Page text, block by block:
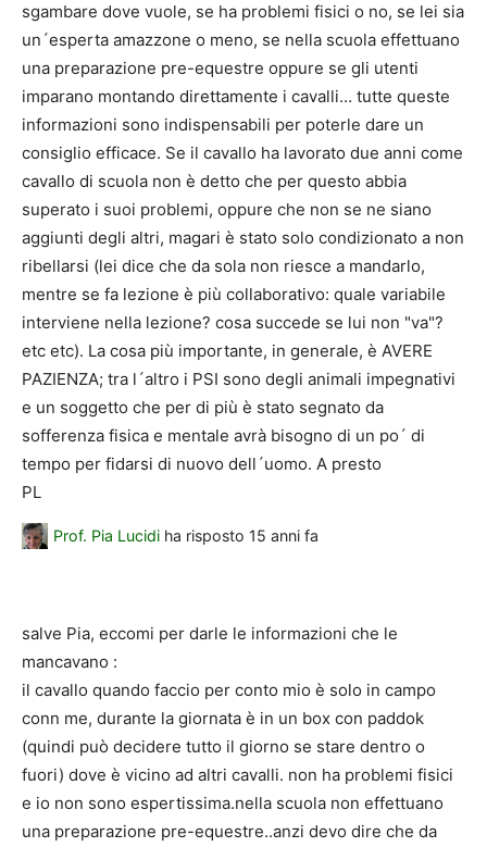
sgambare dove vuole, se ha problemi fisici o no, se lei sia
un´esperta amazzone o meno, se nella scuola effettuano
una preparazione pre-equestre oppure se gli utenti
imparano montando direttamente i cavalli… tutte queste
informazioni sono indispensabili per poterle dare un
consiglio efficace. Se il cavallo ha lavorato due anni come
cavallo di scuola non è detto che per questo abbia
superato i suoi problemi, oppure che non se ne siano
aggiunti degli altri, magari è stato solo condizionato a non
ribellarsi (lei dice che da sola non riesce a mandarlo,
mentre se fa lezione è più collaborativo: quale variabile
interviene nella lezione? cosa succede se lui non "va"?
etc etc). La cosa più importante, in generale, è AVERE
PAZIENZA; tra l´altro i PSI sono degli animali impegnativi
e un soggetto che per di più è stato segnato da
sofferenza fisica e mentale avrà bisogno di un po´ di
tempo per fidarsi di nuovo dell´uomo. A presto
PL
Prof. Pia Lucidi ha risposto 15 anni fa
salve Pia, eccomi per darle le informazioni che le
mancavano :
il cavallo quando faccio per conto mio è solo in campo
conn me, durante la giornata è in un box con paddok
(quindi può decidere tutto il giorno se stare dentro o
fuori) dove è vicino ad altri cavalli. non ha problemi fisici
e io non sono espertissima.nella scuola non effettuano
una preparazione pre-equestre..anzi devo dire che da